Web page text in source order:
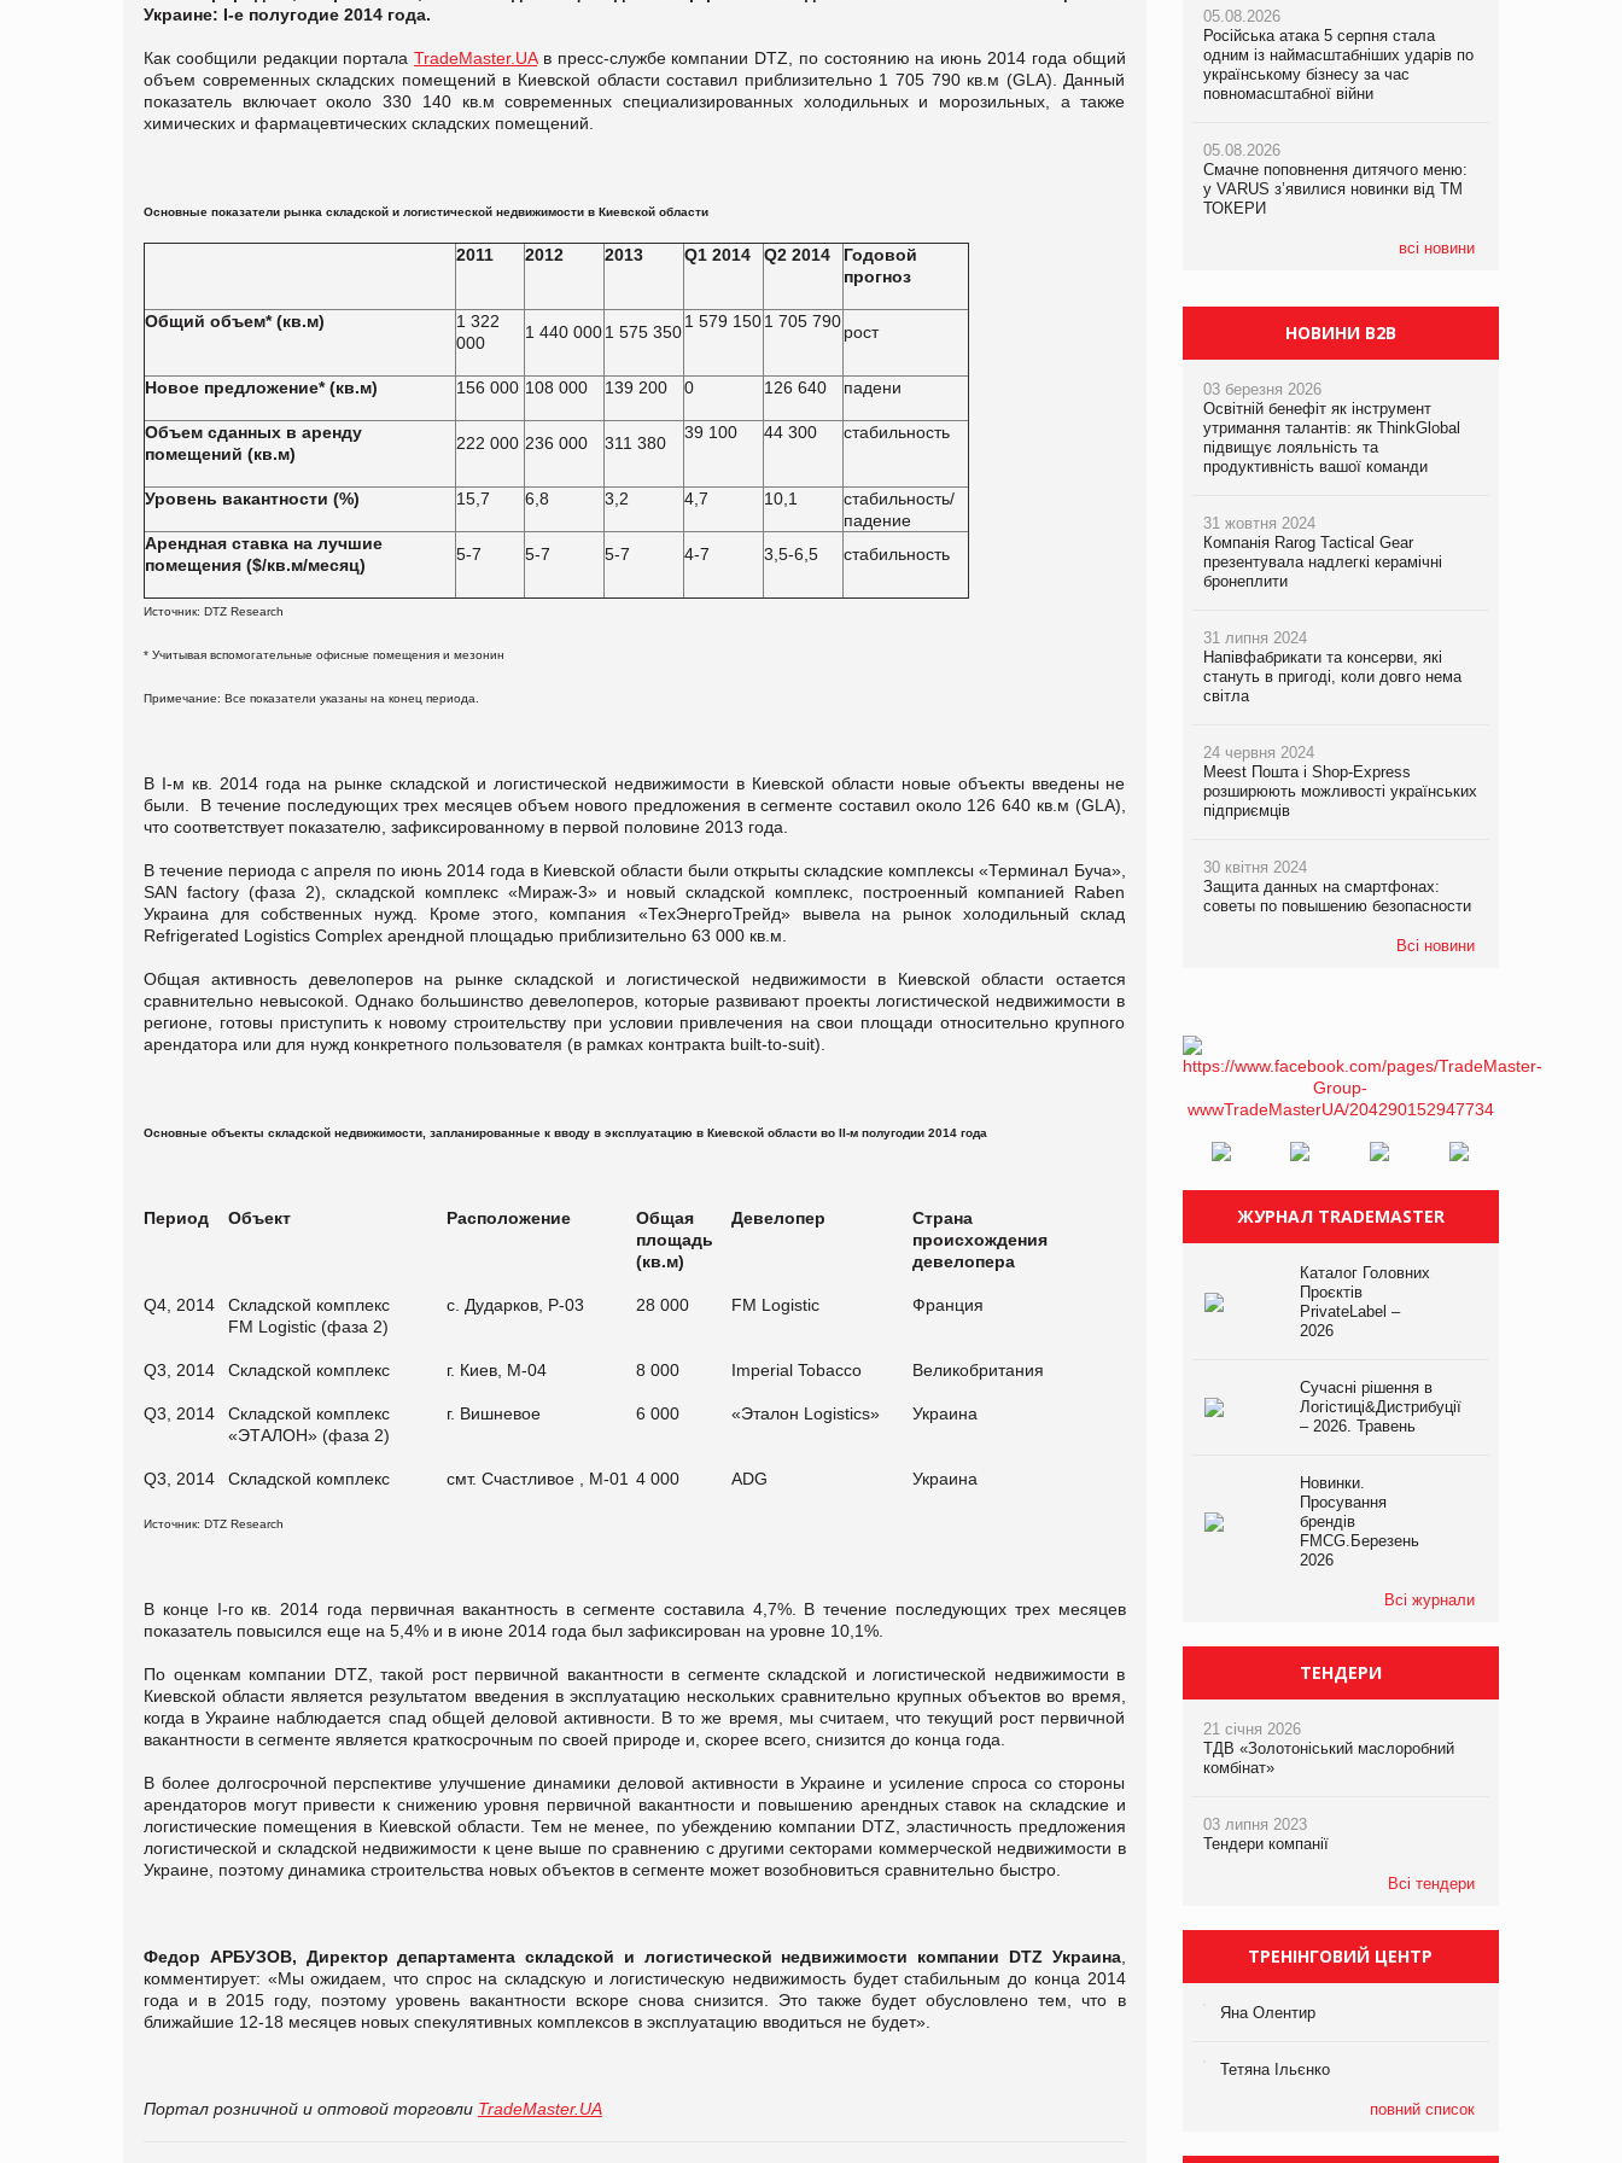
Украине: І-е полугодие 2014 года.
Как сообщили редакции порталаTradeMaster.UAв пресс-службе компании DTZ, по состоянию на июнь 2014 года общий
объем современных складских помещений в Киевской области составил приблизительно 1 705 790 кв.м (GLA). Данный
показатель включает около 330 140 кв.м современных специализированных холодильных и морозильных, а также
химических и фармацевтических складских помещений.
Основные показатели рынка складской и логистической недвижимости в Киевской области
2011 2012 2013 Q1 2014 Q2 2014
Годовой
прогноз
Общий объем* (кв.м)
1 322
000
1 440 0001 575 350
1 579 1501 705 790
pост
Новое предложение* (кв.м) 156 000 108 000 139 200 0 126 640 падени
Объем сданных в аренду
помещений (кв.м)
222 000 236 000 311 380
39 100 44 300 стабильность
Уровень вакантности (%) 15,7 6,8 3,2 4,7 10,1
стабильность/
падение
Арендная ставка на лучшие
помещения ($/кв.м/месяц)
5-7 5-7 5-7 4-7 3,5-6,5 стабильность
Источник: DTZ Research
* Учитывая вспомогательные офисные помещения и мезонин
Примечание: Все показатели указаны на конец периода.
В І-м кв. 2014 года на рынке складской и логистической недвижимости в Киевской области новые объекты введены не
были. В течение последующих трех месяцев объем нового предложения в сегменте составил около 126 640 кв.м (GLA),
что соответствует показателю, зафиксированному в первой половине 2013 года.
В течение периода с апреля по июнь 2014 года в Киевской области были открыты складские комплексы «Терминал Буча»,
SAN factory (фаза 2), складской комплекс «Мираж-3» и новый складской комплекс, построенный компанией Raben
Украина для собственных нужд. Кроме этого, компания «ТехЭнергоТрейд» вывела на рынок холодильный склад
Refrigerated Logistics Complex арендной площадью приблизительно 63 000 кв.м.
Общая активность девелоперов на рынке складской и логистической недвижимости в Киевской области остается
сравнительно невысокой. Однако большинство девелоперов, которые развивают проекты логистической недвижимости в
регионе, готовы приступить к новому строительству при условии привлечения на свои площади относительно крупного
арендатора или для нужд конкретного пользователя (в рамках контракта built-to-suit).
Основные объекты складской недвижимости, запланированные к вводу в эксплуатацию в Киевской области во ІІ-м полугодии 2014 года
Период Объект Расположение
Общая
площадь
(кв.м)
Девелопер
Страна
происхождения
девелопера
Q4, 2014
Складской комплекс
FM Logistic (фаза 2)
с. Дударков, P-03 28 000 FM Logistic Франция
Q3, 2014 Складской комплекс г. Киев, M-04 8 000 Imperial Tobacco Великобритания
Q3, 2014
Складской комплекс
«ЭТАЛОН» (фаза 2)
г. Вишневое 6 000 «Эталон Logistics» Украина
Q3, 2014 Складской комплекс смт. Счастливое , M-01 4 000 ADG Украина
Источник: DTZ Research
В конце І-го кв. 2014 года первичная вакантность в сегменте составила 4,7%. В течение последующих трех месяцев
показатель повысился еще на 5,4% и в июне 2014 года был зафиксирован на уровне 10,1%.
По оценкам компании DTZ, такой рост первичной вакантности в сегменте складской и логистической недвижимости в
Киевской области является результатом введения в эксплуатацию нескольких сравнительно крупных объектов во время,
когда в Украине наблюдается спад общей деловой активности. В то же время, мы считаем, что текущий рост первичной
вакантности в сегменте является краткосрочным по своей природе и, скорее всего, снизится до конца года.
В более долгосрочной перспективе улучшение динамики деловой активности в Украине и усиление спроса со стороны
арендаторов могут привести к снижению уровня первичной вакантности и повышению арендных ставок на складские и
логистические помещения в Киевской области. Тем не менее, по убеждению компании DTZ, эластичность предложения
логистической и складской недвижимости к цене выше по сравнению с другими секторами коммерческой недвижимости в
Украине, поэтому динамика строительства новых объектов в сегменте может возобновиться сравнительно быстро.
Федор АРБУЗОВ, Директор департамента складской и логистической недвижимости компании DTZ Украина,
комментирует: «Мы ожидаем, что спрос на складскую и логистическую недвижимость будет стабильным до конца 2014
года и в 2015 году, поэтому уровень вакантности вскоре снова снизится. Это также будет обусловлено тем, что в
ближайшие 12-18 месяцев новых спекулятивных комплексов в эксплуатацию вводиться не будет».
Портал розничной и оптовой торговли TradeMaster.UA
05.08.2026
Російська атака 5 серпня стала
одним із наймасштабніших ударів по
українському бізнесу за час
повномасштабної війни
05.08.2026
Смачне поповнення дитячого меню:
у VARUS з’явилися новинки від ТМ
ТОКЕРИ
всі новини
05.08.2026
Сергій Лісунов про заморожені
хлібобулочні вироби на
04.08.2026
Через атаку РФ у Дніпрі пошкоджено
склад шоколаду Millennium
рекламі екологічних продуктів
05.08.2026
AstraZeneca обговорює найбільшу
НОВИНИ B2B
03 березня 2026
Освітній бенефіт як інструмент
утримання талантів: як ThinkGlobal
підвищує лояльність та
продуктивність вашої команди
31 жовтня 2024
Компанія Rarog Tactical Gear
презентувала надлегкі керамічні
бронеплити
31 липня 2024
Напівфабрикати та консерви, які
стануть в пригоді, коли довго нема
світла
24 червня 2024
Meest Пошта і Shop-Express
розширюють можливості українських
підприємців
30 квітня 2024
Защита данных на смартфонах:
советы по повышению безопасности
Всі новини
ЖУРНАЛ TRADEMASTER
Каталог Головних
Проєктів
PrivateLabel –
2026
Сучасні рішення в
Логістиці&Дистрибуції
– 2026. Травень
Новинки.
Просування
брендів
FMCG.Березень
2026
Всі журнали
ТЕНДЕРИ
21 січня 2026
ТДВ «Золотоніський маслоробний
комбінат»
03 липня 2023
Тендери компанії
Всі тендери
ТРЕНІНГОВИЙ ЦЕНТР
Яна Олентир
Тетяна Ільєнко
повний список